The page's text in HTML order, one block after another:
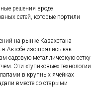
решения вроде
сетей, которые портили
на рынке Казахстана
в Актобе изощрялись как
садовую металлическую сетку
Эти «тупиковые» технологии
в крупных ячейках
вместе со старыми